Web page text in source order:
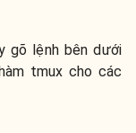
gõ lệnh bên dưới
tmux cho các